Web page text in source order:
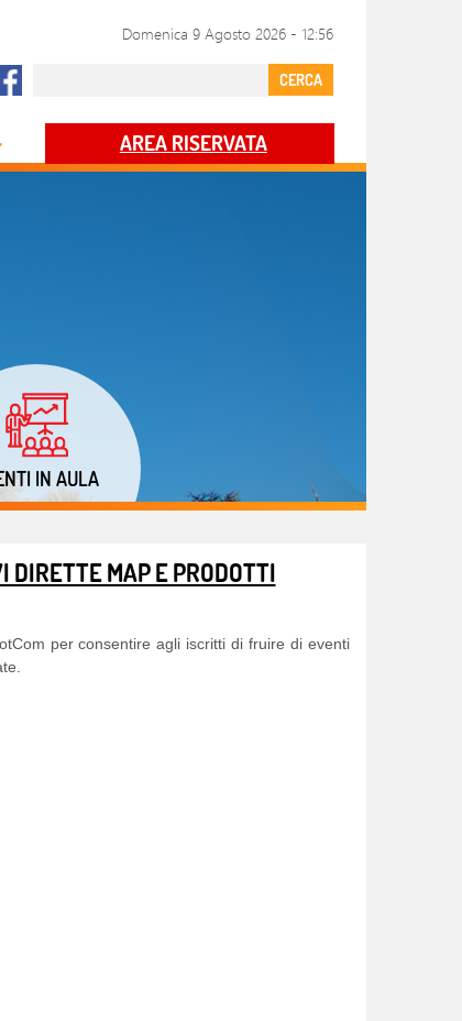
Domenica 9 Agosto 2026 - 12:56
CERCA
AREA RISERVATA
IN AULA
DIRETTE MAP E PRODOTTI
per consentire agli iscritti di fruire di eventi